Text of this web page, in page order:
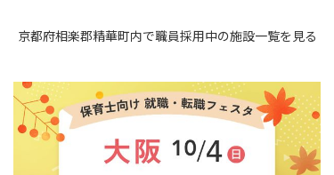
京都府相楽郡精華町内で職員採用中の施設一覧を見る